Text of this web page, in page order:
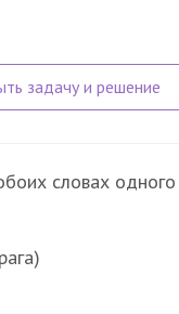
словах